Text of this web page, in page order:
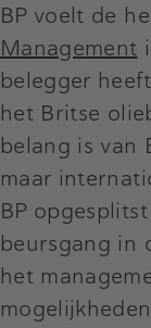
BP voelt de
Management
belegger
het Britse
belang is van
maar
BP
beursgang in
het